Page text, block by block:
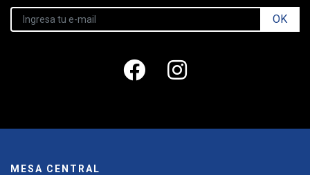
OK
MESA CENTRAL